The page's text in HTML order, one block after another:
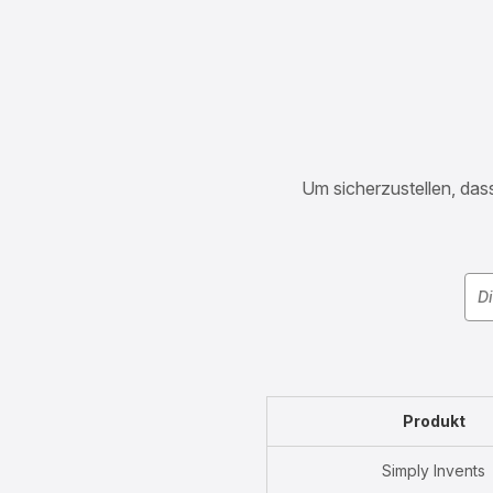
Um sicherzustellen,
Produkt
Simply Invents